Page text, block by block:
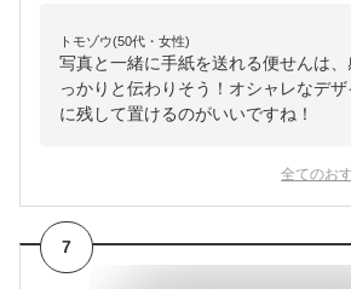
トモゾウ(50代・女性)
写真と一緒に手紙を送れる便せんは
っかりと伝わりそう！オシャレなデ
に残して置けるのがいいですね！
全てのお
7